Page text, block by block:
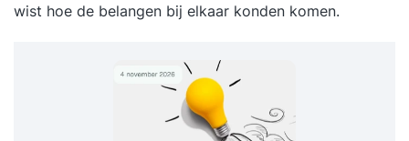
wist hoe de belangen bij elkaar konden komen.